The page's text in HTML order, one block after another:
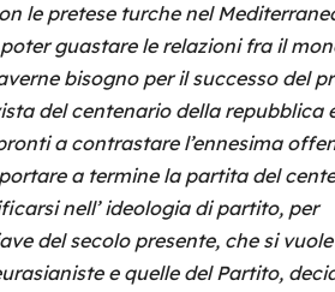
le pretese turche nel
guastare le relazioni fra il
bisogno per il successo del
del centenario della repubblica
a contrastare l’ennesima
a termine la partita del
nell’ ideologia di partito, per
del secolo presente, che si vuole
e quelle del Partito,